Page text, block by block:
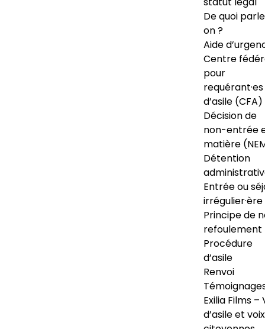
De quoi
on ?
Aide
Centre
pour
requérant·es
d’asile (CFA)
Décision de
non-entrée
matière
Détention
Entrée ou
irrégulier·ère
Principe de
refoulement
Procédure
d’asile
Renvoi
Exilia Films –
d’asile et voix